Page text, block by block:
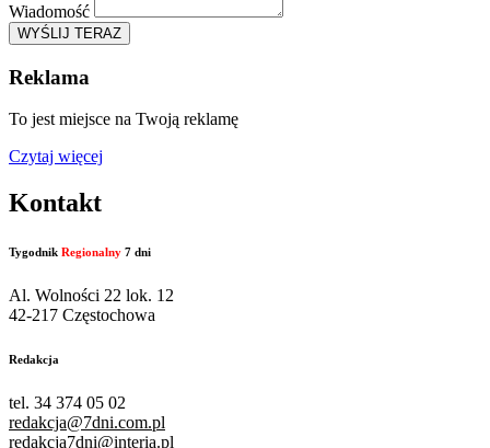
Wiadomość
WYŚLIJ TERAZ
Reklama
To jest miejsce na Twoją reklamę
Czytaj więcej
Kontakt
Tygodnik Regionalny 7 dni
Al. Wolności 22 lok. 12
42-217 Częstochowa
Redakcja
tel. 34 374 05 02
redakcja@7dni.com.pl
redakcja7dni@interia.pl